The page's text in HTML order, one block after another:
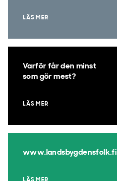
LÄS MER
Varför får den minst
som gör mest?
LÄS MER
www.landsbygdensfolk.fi